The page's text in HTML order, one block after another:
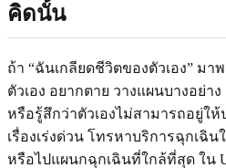
คิดนั้น
ถ้า “ฉันเกลียดชีวิตของตัวเอง” ม
ตัวเอง อยากตาย วางแผนบางอย่
หรือรู้สึกว่าตัวเองไม่สามารถอยู่ใ
เรื่องเร่งด่วน โทรหาบริการฉุกเฉิ
หรือไปแผนกฉุกเฉินที่ใกล้ที่สุด ใน